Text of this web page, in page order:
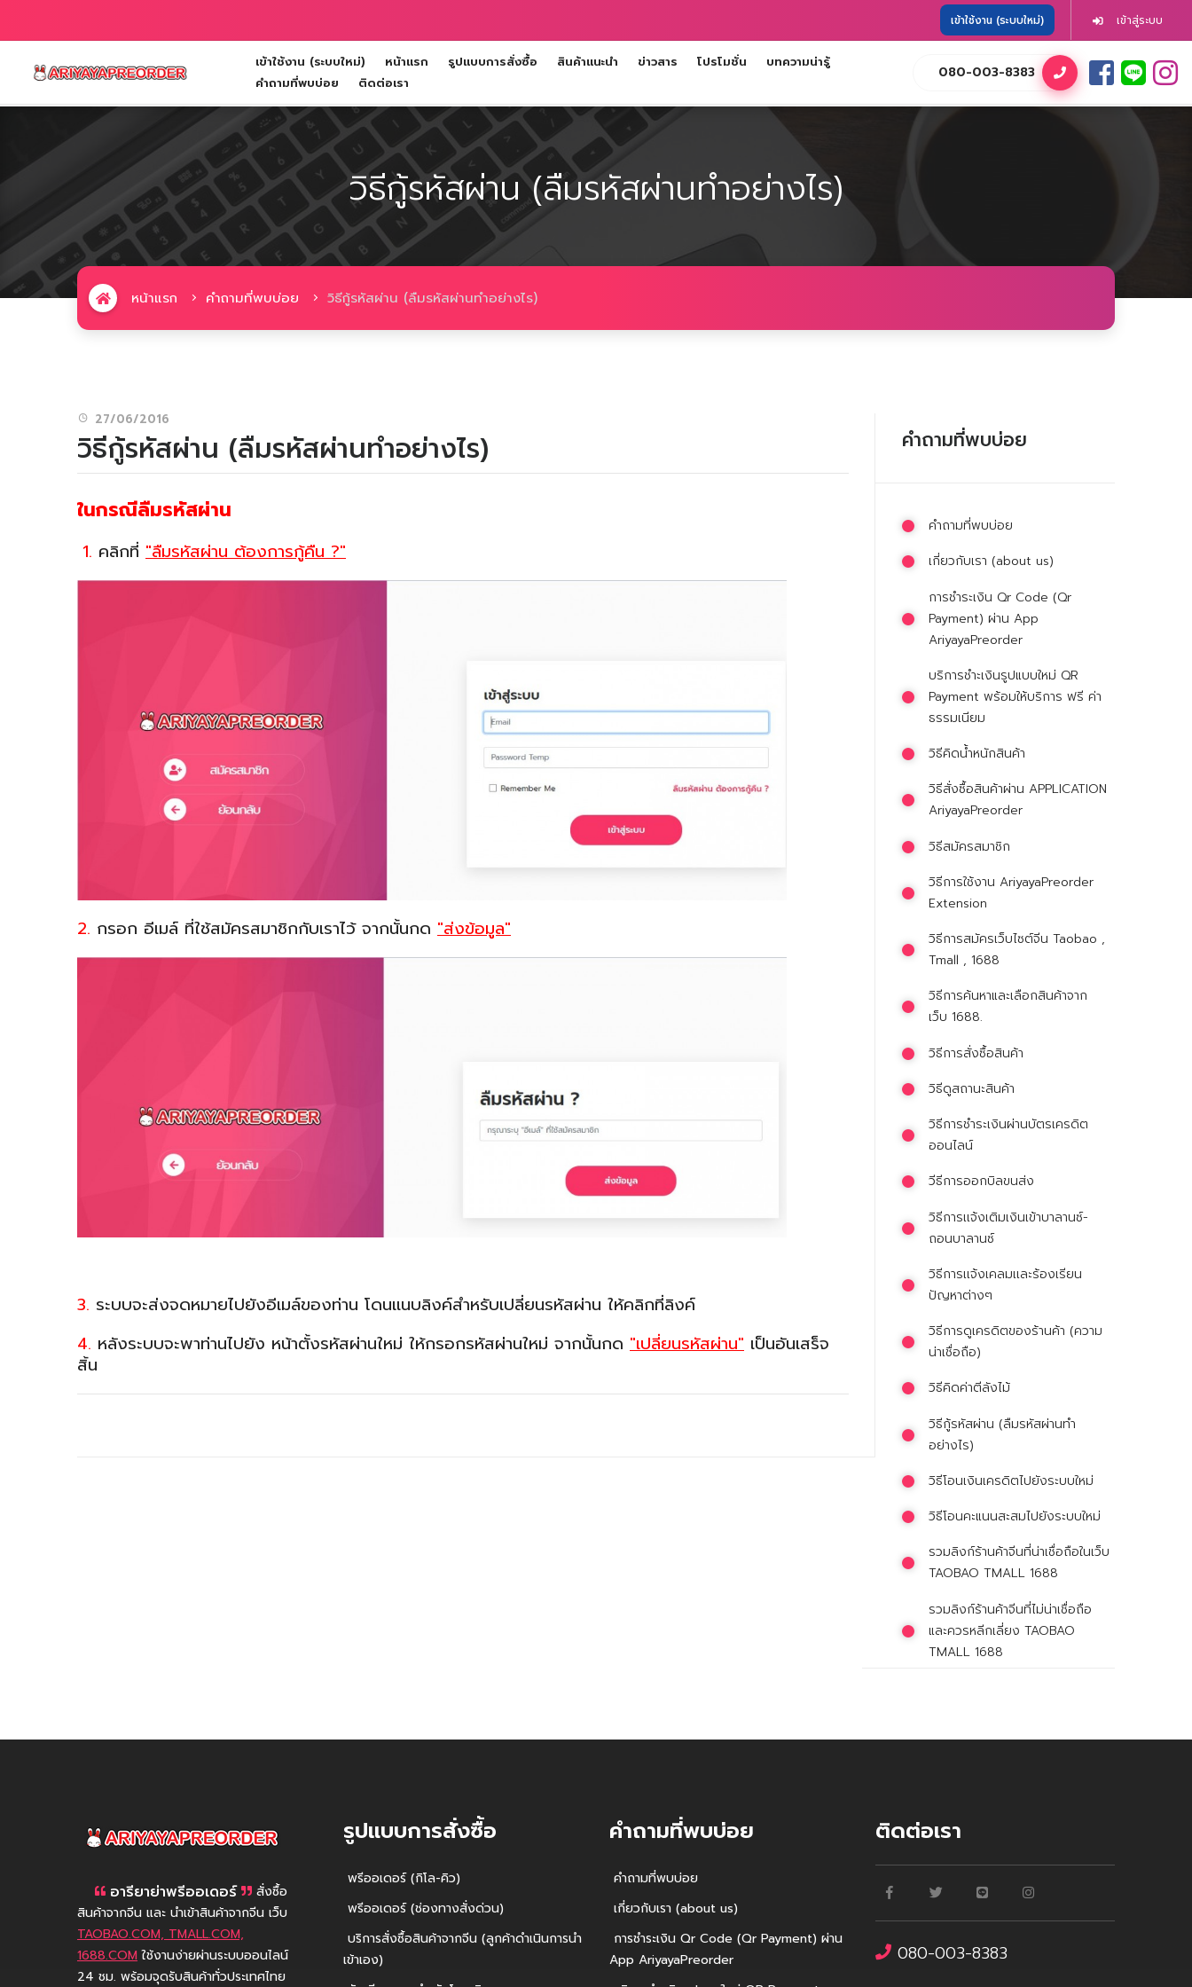
เข้าใช้งาน (ระบบใหม่) เข้าสู่ระบบ
Toggle navigation
เข้าใช้งาน (ระบบใหม่) หน้าแรก รูปแบบการสั่งซื้อ สินค้าแนะนำ ข่าวสาร โปรโมชั่น
บทความน่ารู้
คำถามที่พบบ่อย
ติดต่อเรา
080-003-8383
วิธีกู้รหัสผ่าน (ลืมรหัสผ่านทำอย่างไร)
หน้าแรก คำถามที่พบบ่อย วิธีกู้รหัสผ่าน (ลืมรหัสผ่านทำอย่างไร)
27/06/2016
วิธีกู้รหัสผ่าน (ลืมรหัสผ่านทำอย่างไร)
ในกรณีลืมรหัสผ่าน
1. คลิกที่ "ลืมรหัสผ่าน ต้องการกู้คืน ?"
2. กรอก อีเมล์ ที่ใช้สมัครสมาชิกกับเราไว้ จากนั้นกด "ส่งข้อมูล"
3. ระบบจะส่งจดหมายไปยังอีเมล์ของท่าน โดนแนบลิงค์สำหรับเปลี่ยนรหัสผ่าน ให้คลิกที่ลิงค์
4. หลังระบบจะพาท่านไปยัง หน้าตั้งรหัสผ่านใหม่ ให้กรอกรหัสผ่านใหม่ จากนั้นกด "เปลี่ยนรหัสผ่าน" เป็นอันเสร็จ
สิ้น
คำถามที่พบบ่อย
คำถามที่พบบ่อย
เกี่ยวกับเรา (about us)
การชำระเงิน Qr Code (Qr
Payment) ผ่าน App
AriyayaPreorder
บริการชำะเงินรูปแบบใหม่ QR
Payment พร้อมให้บริการ ฟรี ค่า
ธรรมเนียม
วิธีคิดน้ำหนักสินค้า
วิธีสั่งซื้อสินค้าผ่าน APPLICATION
AriyayaPreorder
วิธีสมัครสมาชิก
วิธีการใช้งาน AriyayaPreorder
Extension
วิธีการสมัครเว็บไซต์จีน Taobao ,
Tmall , 1688
วิธีการค้นหาและเลือกสินค้าจาก
เว็บ 1688.
วิธีการสั่งซื้อสินค้า
วิธีดูสถานะสินค้า
วิธีการชำระเงินผ่านบัตรเครดิต
ออนไลน์
วีธีการออกบิลขนส่ง
วิธีการเเจ้งเติมเงินเข้าบาลานซ์-
ถอนบาลานซ์
วิธีการเเจ้งเคลมเเละร้องเรียน
ปัญหาต่างๆ
วิธีการดูเครดิตของร้านค้า (ความ
น่าเชื่อถือ)
วิธีคิดค่าตีลังไม้
วิธีกู้รหัสผ่าน (ลืมรหัสผ่านทำ
อย่างไร)
วิธีโอนเงินเครดิตไปยังระบบใหม่
วิธีโอนคะแนนสะสมไปยังระบบใหม่
รวมลิงก์ร้านค้าจีนที่น่าเชื่อถือในเว็บ
TAOBAO TMALL 1688
รวมลิงก์ร้านค้าจีนที่ไม่น่าเชื่อถือ
และควรหลีกเลี่ยง TAOBAO
TMALL 1688
AriyayaPreorder
อารียาย่าพรีออเดอร์
สั่งซื้อ
สินค้าจากจีน และ นำเข้าสินค้าจากจีน เว็บ
TAOBAO.COM, TMALL.COM,
1688.COMใช้งานง่ายผ่านระบบออนไลน์
24 ชม. พร้อมจุดรับสินค้าทั่วประเทศไทย
รูปแบบการสั่งซื้อ
พรีออเดอร์ (กิโล-คิว)
พรีออเดอร์ (ช่องทางสั่งด่วน)
บริการสั่งซื้อสินค้าจากจีน (ลูกค้าดำเนินการนำ
เข้าเอง)
คำถามที่พบบ่อย
คำถามที่พบบ่อย
เกี่ยวกับเรา (about us)
การชำระเงิน Qr Code (Qr Payment) ผ่าน
App AriyayaPreorder
ติดต่อเรา
080-003-8383